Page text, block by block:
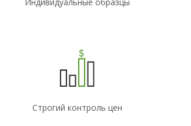
Строгий контроль цен